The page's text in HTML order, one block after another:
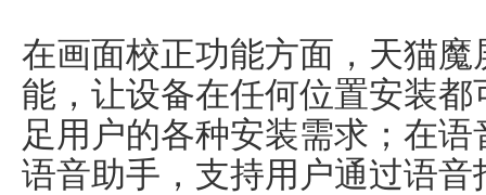
在画面校正功能方面，天猫
能，让设备在任何位置安装
足用户的各种安装需求；在
语音助手，支持用户通过语